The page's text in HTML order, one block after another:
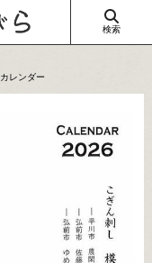
検索
レンダー